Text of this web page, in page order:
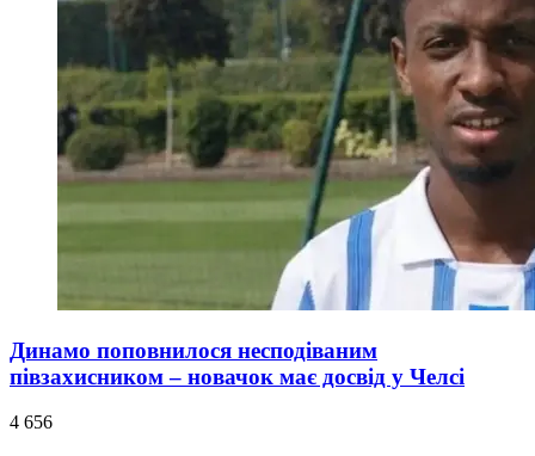
Динамо поповнилося несподіваним
півзахисником – новачок має досвід у Челсі
4 656